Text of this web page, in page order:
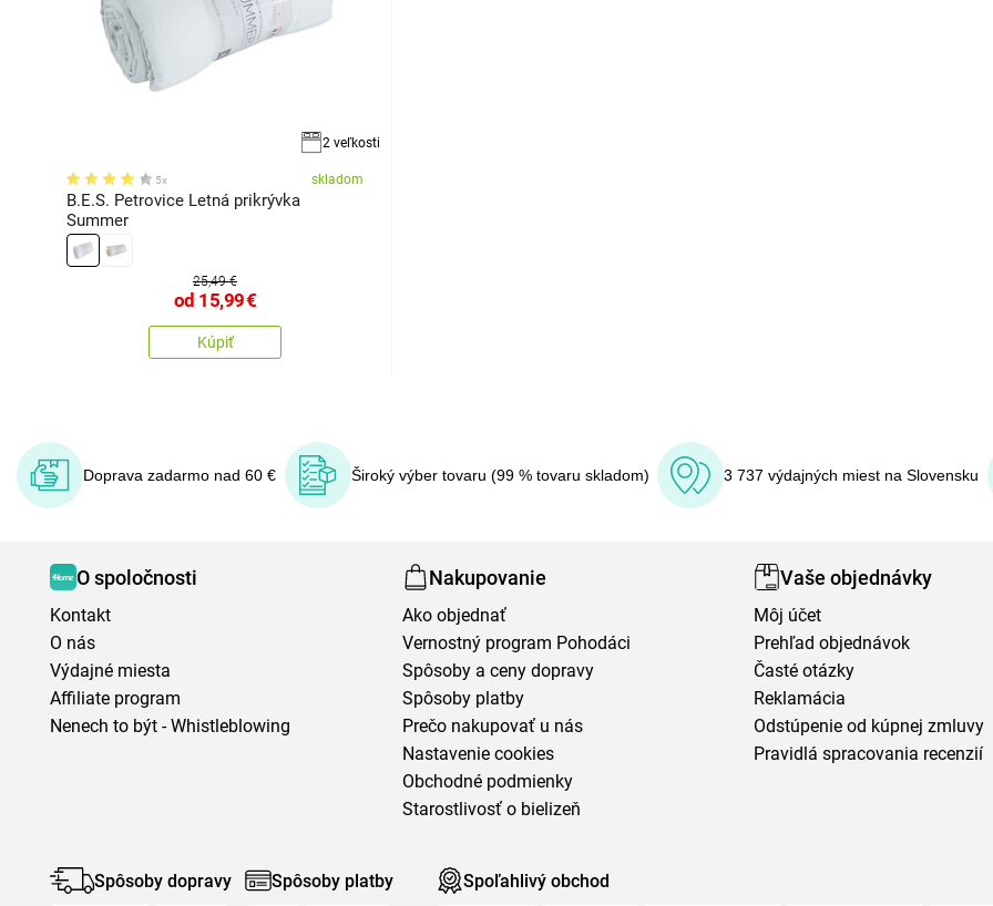
2 veľkosti
5x skladom
B.E.S. Petrovice Letná prikrývka
Summer
25,49 €
od 15,99€
Kúpiť
Doprava zadarmo nad 60 € Široký výber tovaru (99 % tovaru skladom) 3 737 výdajných miest na Slovensku
O spoločnosti
Kontakt
O nás
Výdajné miesta
Affiliate program
Nenech to být - Whistleblowing
Nakupovanie
Ako objednať
Vernostný program Pohodáci
Spôsoby a ceny dopravy
Spôsoby platby
Prečo nakupovať u nás
Nastavenie cookies
Obchodné podmienky
Starostlivosť o bielizeň
Vaše objednávky
Môj účet
Prehľad objednávok
Časté otázky
Reklamácia
Odstúpenie od kúpnej zmluvy
Pravidlá spracovania recenzií
Spôsoby dopravy Spôsoby platby Spoľahlivý obchod